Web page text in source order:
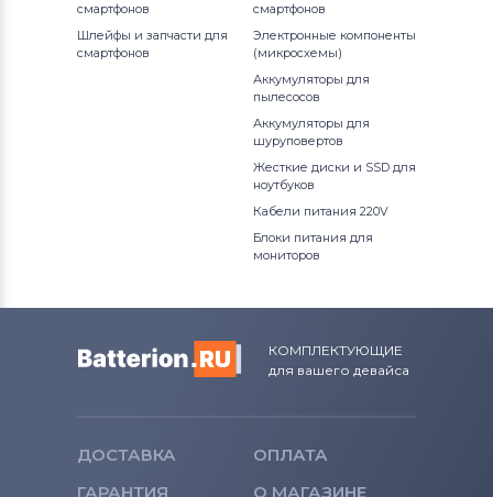
Вентиляторы (кулеры)LG
Вентиляторы (кулеры)Samsung
Вентиляторы (кулеры)Fujitsu
Вентиляторы (кулеры)Clevo
Вентиляторы (кулеры)Sony
Вентиляторы (кулеры)Fujitsu-
Вентиляторы (кулеры) NEC
смартфонов
Шлейфы и запчасти для
смартфонов
смартфонов
Электронные компоненты
(микросхемы)
Аккумуляторы для
пылесосов
Аккумуляторы для
шуруповертов
Жесткие диски и SSD для
ноутбуков
Кабели питания 220V
Блоки питания для
мониторов
КОМПЛЕКТУЮЩИЕ
для вашего девайса
ДОСТАВКА
ОПЛАТА
ГАРАНТИЯ
О МАГАЗИНЕ